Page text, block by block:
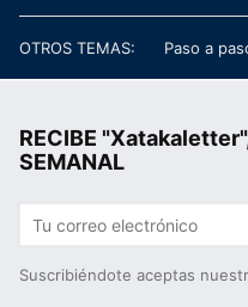
OTROS TEMAS: Paso a
RECIBE
SEMANAL
Suscribiéndote aceptas